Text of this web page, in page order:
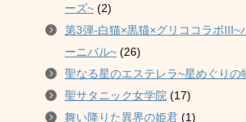
ーズ~ (2)
第3弾-白猫×黒猫×グリココラボIII~
ーニバル~ (26)
聖なる星のエステレラ~星めぐりの
聖サタニック女学院 (17)
舞い降りた異界の姫君 (1)